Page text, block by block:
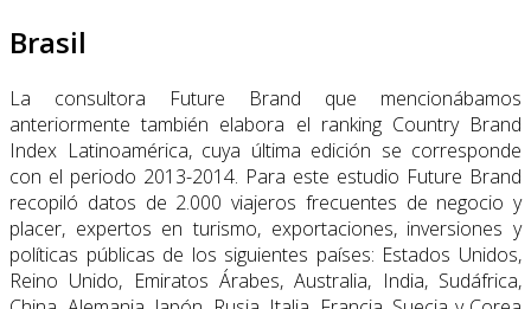
Brasil
La consultora Future Brand que mencionábamos
anteriormente también elabora el ran­king Country Brand
Index Latinoamérica, cuya última edición se corresponde
con el periodo 2013-2014. Para este estudio Future Brand
recopiló datos de 2.000 viajeros fre­cuentes de negocio y
placer, expertos en turismo, exportaciones, inversiones y
políticas públicas de los siguientes países: Estados Unidos,
Reino Unido, Emiratos Árabes, Australia, India, Sudáfrica,